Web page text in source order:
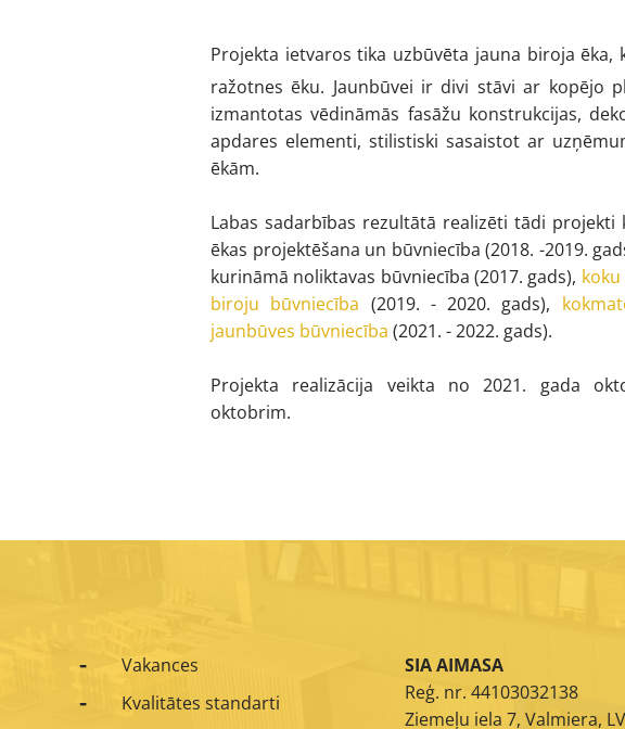
Projekta ietvaros tika uzbūvēta jauna biroja ēka,
ražotnes ēku. Jaunbūvei ir divi stāvi ar kopējo
izmantotas vēdināmās fasāžu konstrukcijas,
apdares elementi, stilistiski sasaistot ar
ēkām.
Labas sadarbības rezultātā realizēti tādi projekti
ēkas projektēšana un būvniecība (2018. -2019.
kurināmā noliktavas būvniecība (2017. gads),
biroju būvniecība (2019. - 2020. gads),
jaunbūves būvniecība (2021. - 2022. gads).
Projekta realizācija veikta no 2021. gada
oktobrim.
Vakances
Kvalitātes standarti
SIA AIMASA
Reģ. nr. 44103032138
Ziemeļu iela 7, Valmiera,